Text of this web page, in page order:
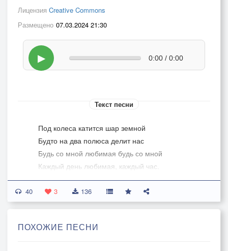
Лицензия Creative Commons
Размещено 07.03.2024 21:30
▶ 0:00 / 0:00
Текст песни
Под колеса катится шар земной
Будто на два полюса делит нас
Будь со мной любимая будь со мной
Каждый день любимая, каждый час.
Шум чужого города у виска
Пламенеют площади и мосты
Потому что родина — это ты.
40 3 136
ПОХОЖИЕ ПЕСНИ